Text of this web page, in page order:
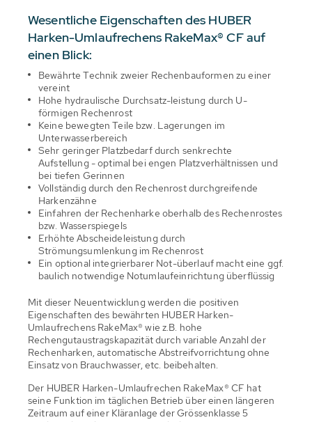
Wesentliche Eigenschaften des HUBER
Harken-Umlaufrechens RakeMax® CF auf
einen Blick:
Bewährte Technik zweier Rechenbauformen zu einer
vereint
Hohe hydraulische Durchsatz-leistung durch U-
förmigen Rechenrost
Keine bewegten Teile bzw. Lagerungen im
Unterwasserbereich
Sehr geringer Platzbedarf durch senkrechte
Aufstellung - optimal bei engen Platzverhältnissen und
bei tiefen Gerinnen
Vollständig durch den Rechenrost durchgreifende
Harkenzähne
Einfahren der Rechenharke oberhalb des Rechenrostes
bzw. Wasserspiegels
Erhöhte Abscheideleistung durch
Strömungsumlenkung im Rechenrost
Ein optional integrierbarer Not-überlauf macht eine ggf.
baulich notwendige Notumlaufeinrichtung überflüssig
Mit dieser Neuentwicklung werden die positiven
Eigenschaften des bewährten HUBER Harken-
Umlaufrechens RakeMax® wie z.B. hohe
Rechengutaustragskapazität durch variable Anzahl der
Rechenharken, automatische Abstreifvorrichtung ohne
Einsatz von Brauchwasser, etc. beibehalten.
Der HUBER Harken-Umlaufrechen RakeMax® CF hat
seine Funktion im täglichen Betrieb über einen längeren
Zeitraum auf einer Kläranlage der Grössenklasse 5